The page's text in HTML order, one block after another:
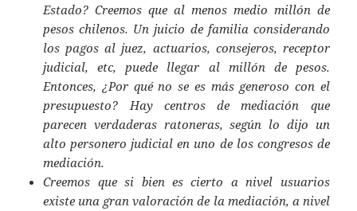
Estado? Creemos que al menos medio millón de
pesos chilenos. Un juicio de familia considerando
los pagos al juez, actuarios, consejeros, receptor
judicial, etc, puede llegar al millón de pesos.
Entonces, ¿Por qué no se es más generoso con el
presupuesto? Hay centros de mediación que
parecen verdaderas ratoneras, según lo dijo un
alto personero judicial en uno de los congresos de
mediación.
Creemos que si bien es cierto a nivel usuarios
existe una gran valoración de la mediación, a nivel